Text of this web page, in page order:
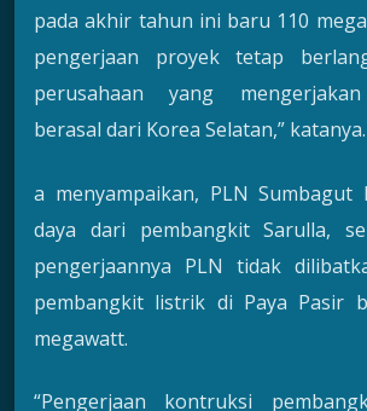
pada akhir tahun ini baru 110
pengerjaan proyek tetap
perusahaan yang
berasal dari Korea Selatan,” katanya.
a menyampaikan, PLN Sumbagut
daya dari pembangkit Sarulla,
pengerjaannya PLN tidak
pembangkit listrik di Paya Pasir
megawatt.
“Pengerjaan kontruksi